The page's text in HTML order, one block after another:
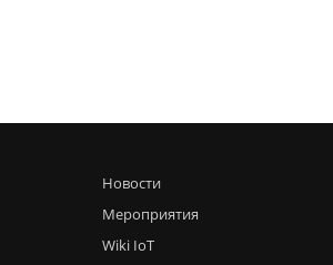
Новости
Мероприятия
Wiki IoT